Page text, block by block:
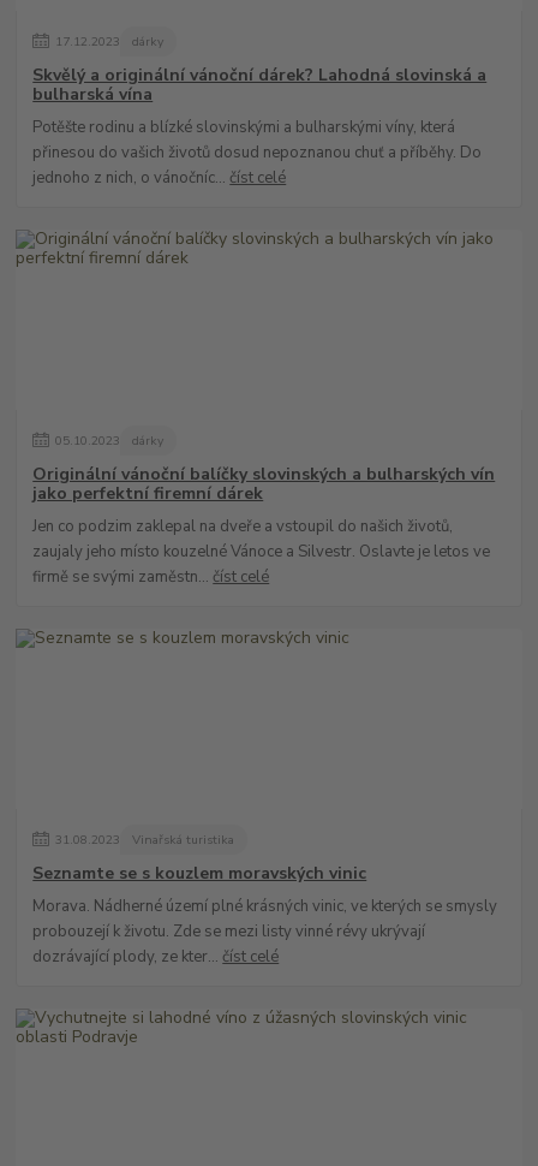
17. 12.2023 dárky
Skvělý a originální vánoční dárek? Lahodná slovinská a
bulharská vína
Potěšte rodinu a blízké slovinskými a bulharskými víny, která
přinesou do vašich životů dosud nepoznanou chuť a příběhy. Do
jednoho z nich, o vánočníc... číst celé
05. 10.2023 dárky
Originální vánoční balíčky slovinských a bulharských vín
jako perfektní firemní dárek
Jen co podzim zaklepal na dveře a vstoupil do našich životů,
zaujaly jeho místo kouzelné Vánoce a Silvestr. Oslavte je letos ve
firmě se svými zaměstn... číst celé
31.08.2023 Vinařská turistika
Seznamte se s kouzlem moravských vinic
Morava. Nádherné území plné krásných vinic, ve kterých se smysly
probouzejí k životu. Zde se mezi listy vinné révy ukrývají
dozrávající plody, ze kter... číst celé